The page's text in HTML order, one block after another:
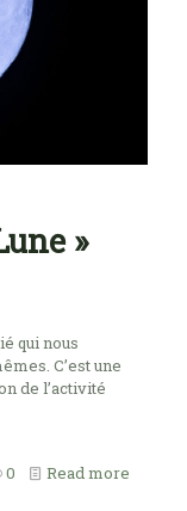
»
qui nous
C’est une
de l’activité
0 Read more